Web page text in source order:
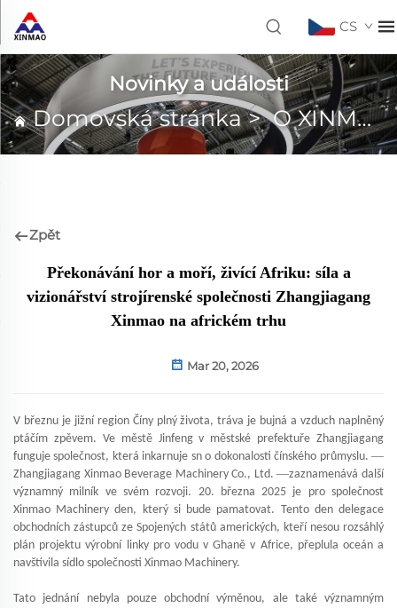
CS
Novinky a události
Domovská stránka>O XINMAO
Zpět
Překonávání hor a moří, živící Afriku: síla a
vizionářství strojírenské společnosti Zhangjiagang
Xinmao na africkém trhu
Mar 20, 2026
V březnu je jižní region Číny plný života, tráva je bujná a vzduch naplněný
ptáčím zpěvem. Ve městě Jinfeng v městské prefektuře Zhangjiagang
funguje společnost, která inkarnuje sn o dokonalosti čínského průmyslu. —
Zhangjiagang Xinmao Beverage Machinery Co., Ltd.—zaznamenává další
významný milník ve svém rozvoji. 20. března 2025 je pro společnost
Xinmao Machinery den, který si bude pamatovat. Tento den delegace
obchodních zástupců ze Spojených států amerických, kteří nesou rozsáhlý
plán projektu výrobní linky pro vodu v Ghaně v Africe, přeplula oceán a
navštívila sídlo společnosti Xinmao Machinery.
Tato jednání nebyla pouze obchodní výměnou, ale také významným